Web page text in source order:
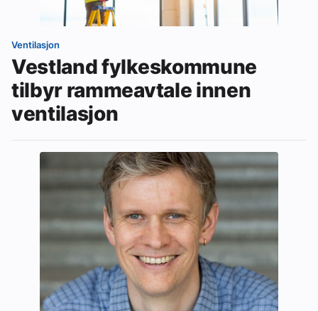
Ventilasjon
Vestland fylkeskommune
tilbyr rammeavtale innen
ventilasjon